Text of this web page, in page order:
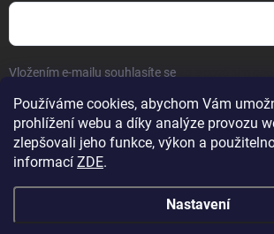
Používáme cookies, abychom Vám
prohlížení webu a díky analýze provozu
zlepšovali jeho funkce, výkon a
informací ZDE.
Nastavení
Vložením e-mailu souhlasíte se
Přihlásit se